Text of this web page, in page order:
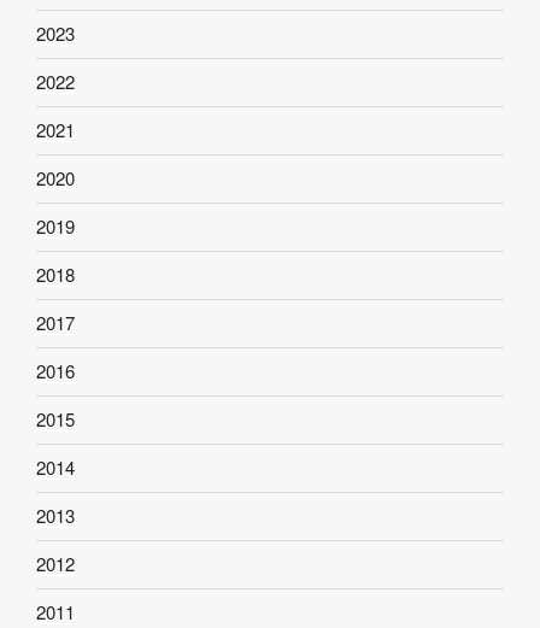
2023
2022
2021
2020
2019
2018
2017
2016
2015
2014
2013
2012
2011